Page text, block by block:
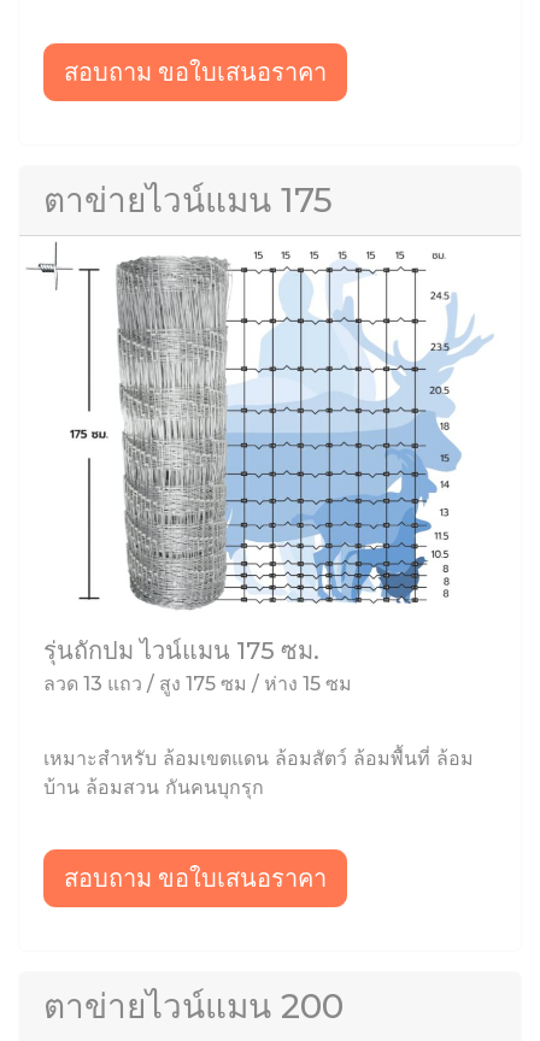
สอบถาม ขอใบเสนอราคา
ตาข่ายไวน์แมน 175
รุ่นถักปม ไวน์แมน 175 ซม.
ลวด 13 แถว / สูง 175 ซม / ห่าง 15 ซม
เหมาะสำหรับ ล้อมเขตแดน ล้อมสัตว์ ล้อมพื้นที่ ล้อม
บ้าน ล้อมสวน กันคนบุกรุก
สอบถาม ขอใบเสนอราคา
ตาข่ายไวน์แมน 200